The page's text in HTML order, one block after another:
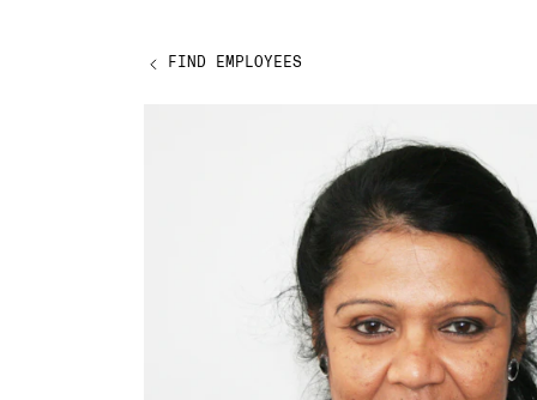
Undergraduate Programmes
Continuing Studies
INTERNATIONAL
FIND EMPLOYEES